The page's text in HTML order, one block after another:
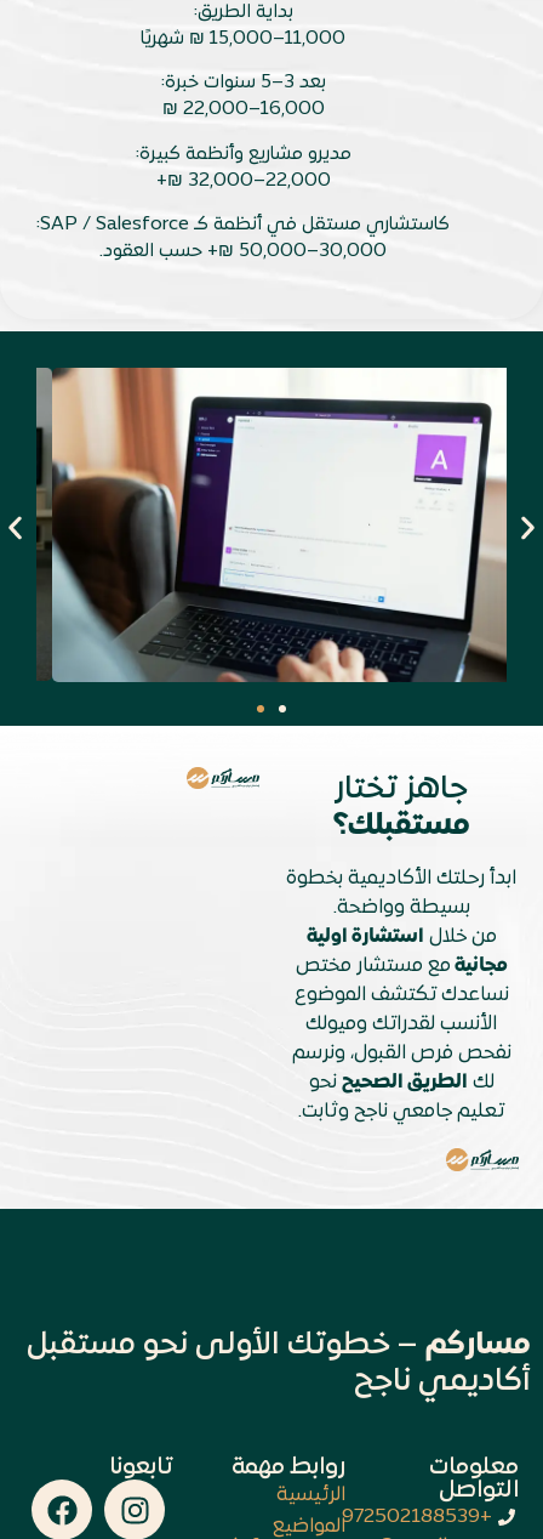
بداية الطريق:
11,000–15,000 ₪ شهريًا
بعد 3–5 سنوات خبرة:
16,000–22,000 ₪
مديرو مشاريع وأنظمة كبيرة:
22,000–32,000 ₪+
كاستشاري مستقل في أنظمة كـ SAP / Salesforce:
30,000–50,000 ₪+ حسب العقود.
جاهز تختار
مستقبلك؟
ابدأ رحلتك الأكاديمية بخطوة
بسيطة وواضحة.
من خلال استشارة اولية
مجانية مع مستشار مختص
نساعدك تكتشف الموضوع
الأنسب لقدراتك وميولك
نفحص فرص القبول، ونرسم
لك الطريق الصحيح نحو
تعليم جامعي ناجح وثابت.
مساركم – خطوتك الأولى نحو مستقبل
أكاديمي ناجح
معلومات
التواصل
+972502188539
روابط مهمة
الرئيسية
المواضيع
تابعونا